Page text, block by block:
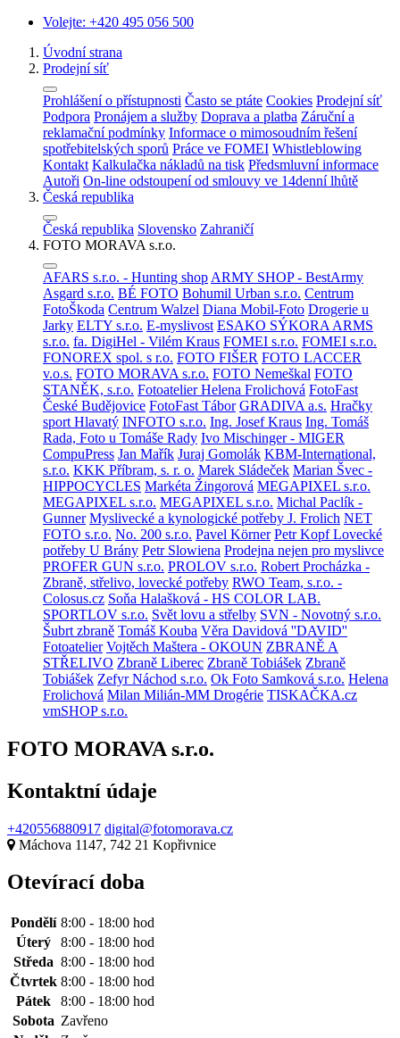
Volejte: +420 495 056 500
Úvodní strana
Prodejní síť
Prohlášení o přístupnosti Často se ptáte Cookies Prodejní síť
Podpora Pronájem a služby Doprava a platba Záruční a
reklamační podmínky Informace o mimosoudním řešení
spotřebitelských sporů Práce ve FOMEI Whistleblowing
Kontakt Kalkulačka nákladů na tisk Předsmluvní informace
Autoři On-line odstoupení od smlouvy ve 14denní lhůtě
Česká republika
Česká republika Slovensko Zahraničí
FOTO MORAVA s.r.o.
AFARS s.r.o. - Hunting shop ARMY SHOP - BestArmy
Asgard s.r.o. BÉ FOTO Bohumil Urban s.r.o. Centrum
FotoŠkoda Centrum Walzel Diana Mobil-Foto Drogerie u
Jarky ELTY s.r.o. E-myslivost ESAKO SÝKORA ARMS
s.r.o. fa. DigiHel - Vilém Kraus FOMEI s.r.o. FOMEI s.r.o.
FONOREX spol. s r.o. FOTO FIŠER FOTO LACCER
v.o.s. FOTO MORAVA s.r.o. FOTO Nemeškal FOTO
STANĚK, s.r.o. Fotoatelier Helena Frolichová FotoFast
České Budějovice FotoFast Tábor GRADIVA a.s. Hračky
sport Hlavatý INFOTO s.r.o. Ing. Josef Kraus Ing. Tomáš
Rada, Foto u Tomáše Rady Ivo Mischinger - MIGER
CompuPress Jan Mařík Juraj Gomolák KBM-International,
s.r.o. KKK Příbram, s. r. o. Marek Sládeček Marian Švec -
HIPPOCYCLES Markéta Žingorová MEGAPIXEL s.r.o.
MEGAPIXEL s.r.o. MEGAPIXEL s.r.o. Michal Paclík -
Gunner Myslivecké a kynologické potřeby J. Frolich NET
FOTO s.r.o. No. 200 s.r.o. Pavel Körner Petr Kopf Lovecké
potřeby U Brány Petr Slowiena Prodejna nejen pro myslivce
PROFER GUN s.r.o. PROLOV s.r.o. Robert Procházka -
Zbraně, střelivo, lovecké potřeby RWO Team, s.r.o. -
Colosus.cz Soňa Halašková - HS COLOR LAB.
SPORTLOV s.r.o. Svět lovu a střelby SVN - Novotný s.r.o.
Šubrt zbraně Tomáš Kouba Věra Davidová ''DAVID''
Fotoatelier Vojtěch Maštera - OKOUN ZBRANĚ A
STŘELIVO Zbraně Liberec Zbraně Tobiášek Zbraně
Tobiášek Zefyr Náchod s.r.o. Ok Foto Samková s.r.o. Helena
Frolichová Milan Milián-MM Drogérie TISKAČKA.cz
vmSHOP s.r.o.
FOTO MORAVA s.r.o.
Kontaktní údaje
+420556880917 digital@fotomorava.cz
Máchova 1147, 742 21 Kopřivnice
Otevírací doba
Pondělí 8:00 - 18:00 hod
Úterý
8:00 - 18:00 hod
Středa 8:00 - 18:00 hod
Čtvrtek 8:00 - 18:00 hod
Pátek
8:00 - 18:00 hod
Sobota Zavřeno